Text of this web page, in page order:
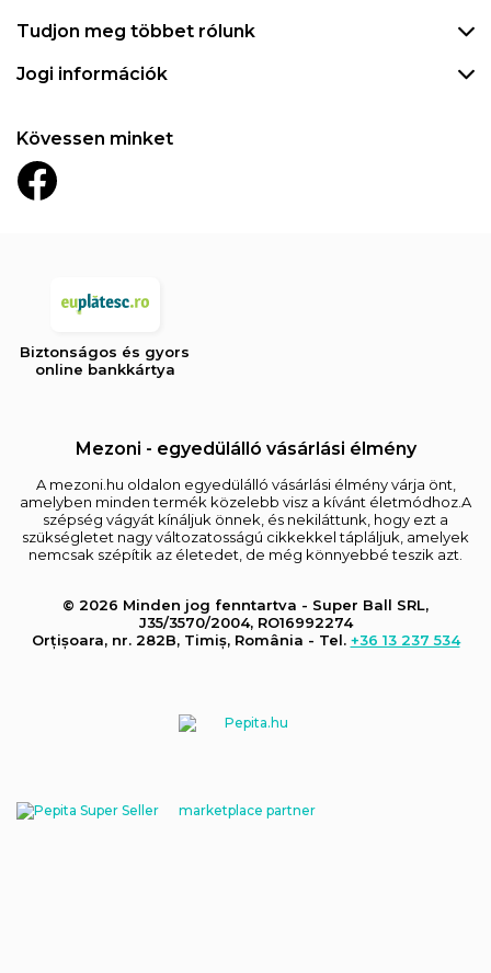
Tudjon meg többet rólunk
Jogi információk
Kövessen minket
Biztonságos és gyors
online bankkártya
Mezoni - egyedülálló vásárlási élmény
A mezoni.hu oldalon egyedülálló vásárlási élmény várja önt,
amelyben minden termék közelebb visz a kívánt életmódhoz.A
szépség vágyát kínáljuk önnek, és nekiláttunk, hogy ezt a
szükségletet nagy változatosságú cikkekkel tápláljuk, amelyek
nemcsak szépítik az életedet, de még könnyebbé teszik azt.
© 2026 Minden jog fenntartva - Super Ball SRL,
J35/3570/2004, RO16992274
Orțișoara, nr. 282B, Timiș, România - Tel. +36 13 237 534
marketplace partner